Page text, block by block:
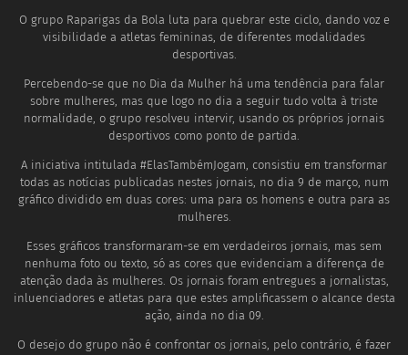
O grupo Raparigas da Bola luta para quebrar este ciclo, dando voz e
visibilidade a atletas femininas, de diferentes modalidades
desportivas.
Percebendo-se que no Dia da Mulher há uma tendência para falar
sobre mulheres, mas que logo no dia a seguir tudo volta à triste
normalidade, o grupo resolveu intervir, usando os próprios jornais
desportivos como ponto de partida.
A iniciativa intitulada #ElasTambémJogam, consistiu em transformar
todas as notícias publicadas nestes jornais, no dia 9 de março, num
gráfico dividido em duas cores: uma para os homens e outra para as
mulheres.
Esses gráficos transformaram-se em verdadeiros jornais, mas sem
nenhuma foto ou texto, só as cores que evidenciam a diferença de
atenção dada às mulheres. Os jornais foram entregues a jornalistas,
inluenciadores e atletas para que estes amplificassem o alcance desta
ação, ainda no dia 09.
O desejo do grupo não é confrontar os jornais, pelo contrário, é fazer